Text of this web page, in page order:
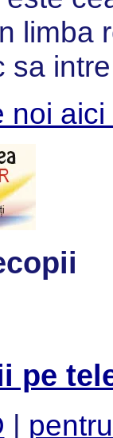
limba
sa
noi aici
pe
|